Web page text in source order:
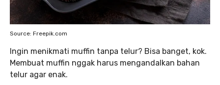
Source: Freepik.com
Ingin menikmati muffin tanpa telur? Bisa banget, kok.
Membuat muffin nggak harus mengandalkan bahan
telur agar enak.